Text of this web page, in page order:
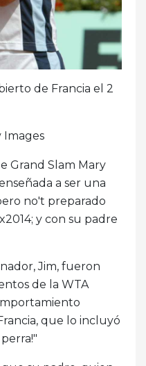
de Francia el 2
Images
Grand Slam Mary
a ser una
no't preparado
y con su padre
Jim, fueron
de la WTA
que lo incluyó